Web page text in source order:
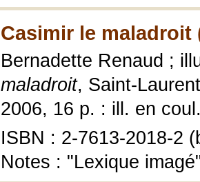
Casimir le maladroit
Bernadette Renaud ;
maladroit, Saint-
2006, 16 p. : ill. en
ISBN : 2-7613-2018-2
Notes : "Lexique